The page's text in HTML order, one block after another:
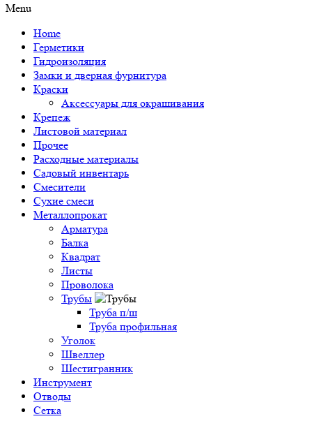
Menu
Home
Герметики
Гидроизоляция
Замки и дверная фурнитура
Краски
Аксессуары для окрашивания
Крепеж
Листовой материал
Прочее
Расходные материалы
Садовый инвентарь
Смесители
Сухие смеси
Металлопрокат
Арматура
Балка
Квадрат
Листы
Проволока
Трубы
Труба п/ш
Труба профильная
Уголок
Швеллер
Шестигранник
Инструмент
Отводы
Сетка